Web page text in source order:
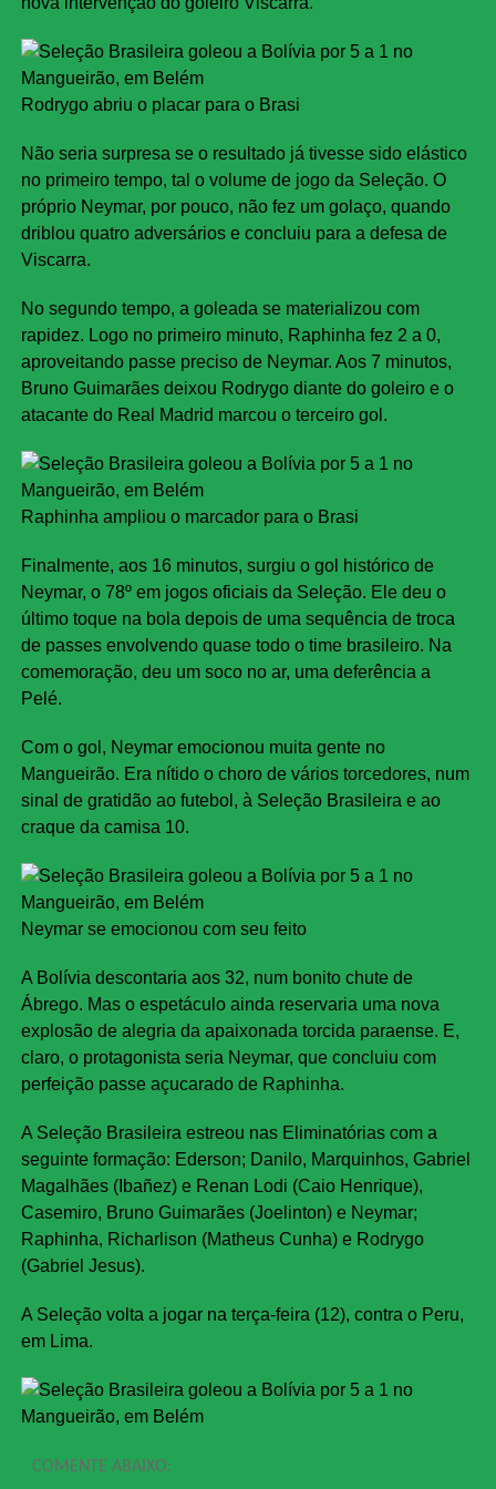
Rodrygo abriu o placar para o Brasi
Não seria surpresa se o resultado já tivesse sido elástico
no primeiro tempo, tal o volume de jogo da Seleção. O
próprio Neymar, por pouco, não fez um golaço, quando
driblou quatro adversários e concluiu para a defesa de
Viscarra.
No segundo tempo, a goleada se materializou com
rapidez. Logo no primeiro minuto, Raphinha fez 2 a 0,
aproveitando passe preciso de Neymar. Aos 7 minutos,
Bruno Guimarães deixou Rodrygo diante do goleiro e o
atacante do Real Madrid marcou o terceiro gol.
Raphinha ampliou o marcador para o Brasi
Finalmente, aos 16 minutos, surgiu o gol histórico de
Neymar, o 78º em jogos oficiais da Seleção. Ele deu o
último toque na bola depois de uma sequência de troca
de passes envolvendo quase todo o time brasileiro. Na
comemoração, deu um soco no ar, uma deferência a
Pelé.
Com o gol, Neymar emocionou muita gente no
Mangueirão. Era nítido o choro de vários torcedores, num
sinal de gratidão ao futebol, à Seleção Brasileira e ao
craque da camisa 10.
Neymar se emocionou com seu feito
A Bolívia descontaria aos 32, num bonito chute de
Ábrego. Mas o espetáculo ainda reservaria uma nova
explosão de alegria da apaixonada torcida paraense. E,
claro, o protagonista seria Neymar, que concluiu com
perfeição passe açucarado de Raphinha.
A Seleção Brasileira estreou nas Eliminatórias com a
seguinte formação: Ederson; Danilo, Marquinhos, Gabriel
Magalhães (Ibañez) e Renan Lodi (Caio Henrique),
Casemiro, Bruno Guimarães (Joelinton) e Neymar;
Raphinha, Richarlison (Matheus Cunha) e Rodrygo
(Gabriel Jesus).
A Seleção volta a jogar na terça-feira (12), contra o Peru,
em Lima.
COMENTE ABAIXO: